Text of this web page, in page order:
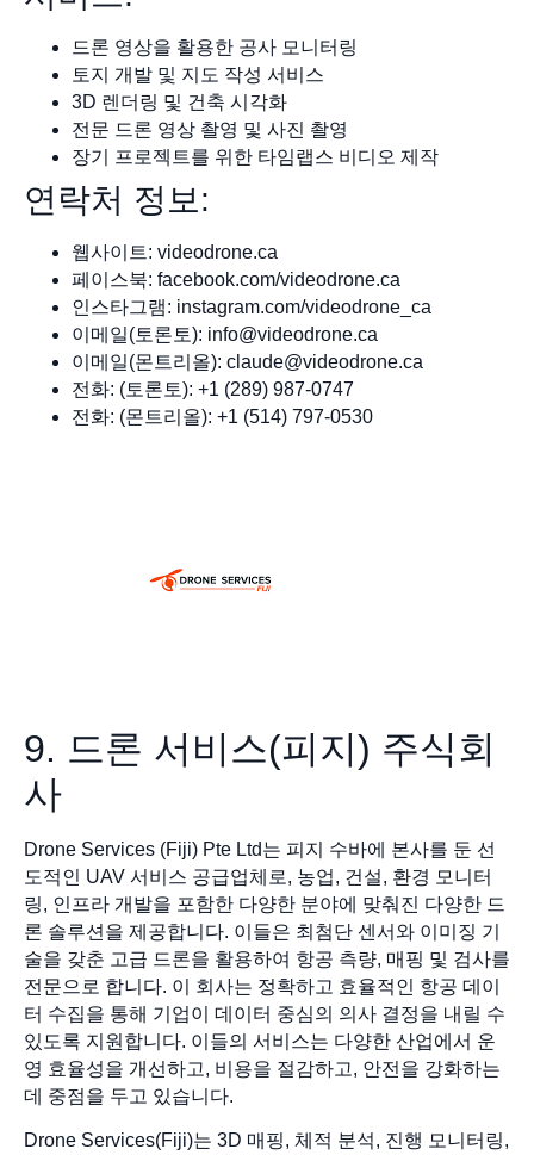
드론 영상을 활용한 공사 모니터링
토지 개발 및 지도 작성 서비스
3D 렌더링 및 건축 시각화
전문 드론 영상 촬영 및 사진 촬영
장기 프로젝트를 위한 타임랩스 비디오 제작
연락처 정보:
웹사이트: videodrone.ca
페이스북: facebook.com/videodrone.ca
인스타그램: instagram.com/videodrone_ca
이메일(토론토): info@videodrone.ca
이메일(몬트리올): claude@videodrone.ca
전화: (토론토): +1 (289) 987-0747
전화: (몬트리올): +1 (514) 797-0530
9. 드론 서비스(피지) 주식회
사
Drone Services (Fiji) Pte Ltd는 피지 수바에 본사를 둔 선
도적인 UAV 서비스 공급업체로, 농업, 건설, 환경 모니터
링, 인프라 개발을 포함한 다양한 분야에 맞춰진 다양한 드
론 솔루션을 제공합니다. 이들은 최첨단 센서와 이미징 기
술을 갖춘 고급 드론을 활용하여 항공 측량, 매핑 및 검사를
전문으로 합니다. 이 회사는 정확하고 효율적인 항공 데이
터 수집을 통해 기업이 데이터 중심의 의사 결정을 내릴 수
있도록 지원합니다. 이들의 서비스는 다양한 산업에서 운
영 효율성을 개선하고, 비용을 절감하고, 안전을 강화하는
데 중점을 두고 있습니다.
Drone Services(Fiji)는 3D 매핑, 체적 분석, 진행 모니터링,